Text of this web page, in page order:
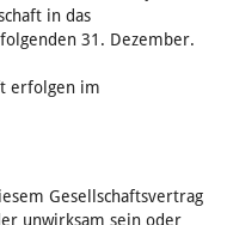
in das
31. Dezember.
erfolgen im
Gesellschaftsvertrag
unwirksam sein oder